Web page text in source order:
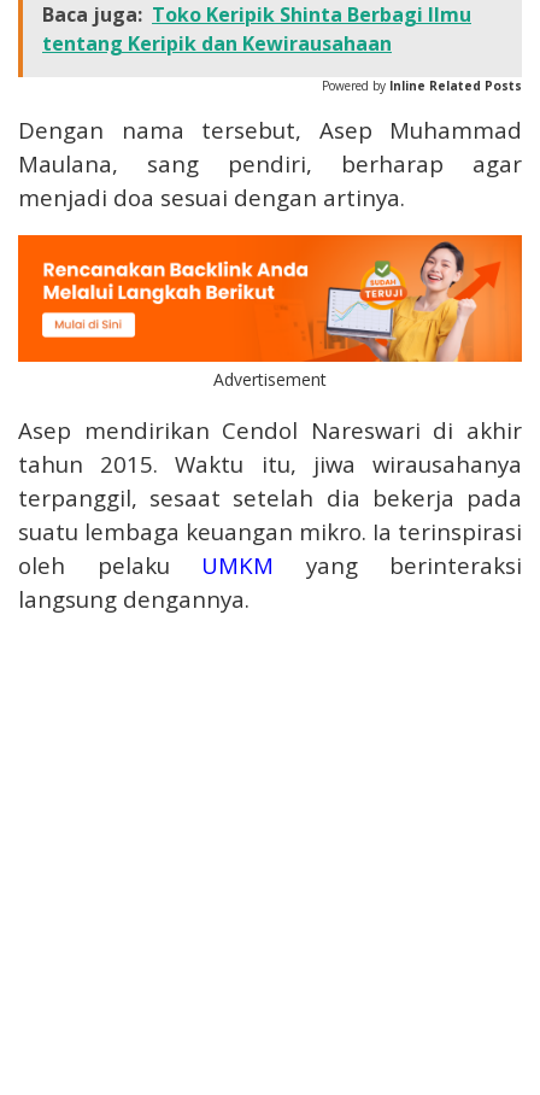
Baca juga: Toko Keripik Shinta Berbagi Ilmu
tentang Keripik dan Kewirausahaan
Powered by Inline Related Posts
Dengan nama tersebut, Asep Muhammad
Maulana, sang pendiri, berharap agar
menjadi doa sesuai dengan artinya.
Advertisement
Asep mendirikan Cendol Nareswari di akhir
tahun 2015. Waktu itu, jiwa wirausahanya
terpanggil, sesaat setelah dia bekerja pada
suatu lembaga keuangan mikro. Ia terinspirasi
oleh pelaku UMKM yang berinteraksi
langsung dengannya.